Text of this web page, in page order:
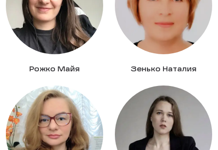
Рожко Майя Зенько Наталия